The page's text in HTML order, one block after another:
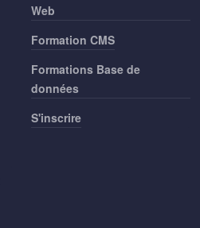
Web
Formation CMS
Formations Base de
données
S'inscrire